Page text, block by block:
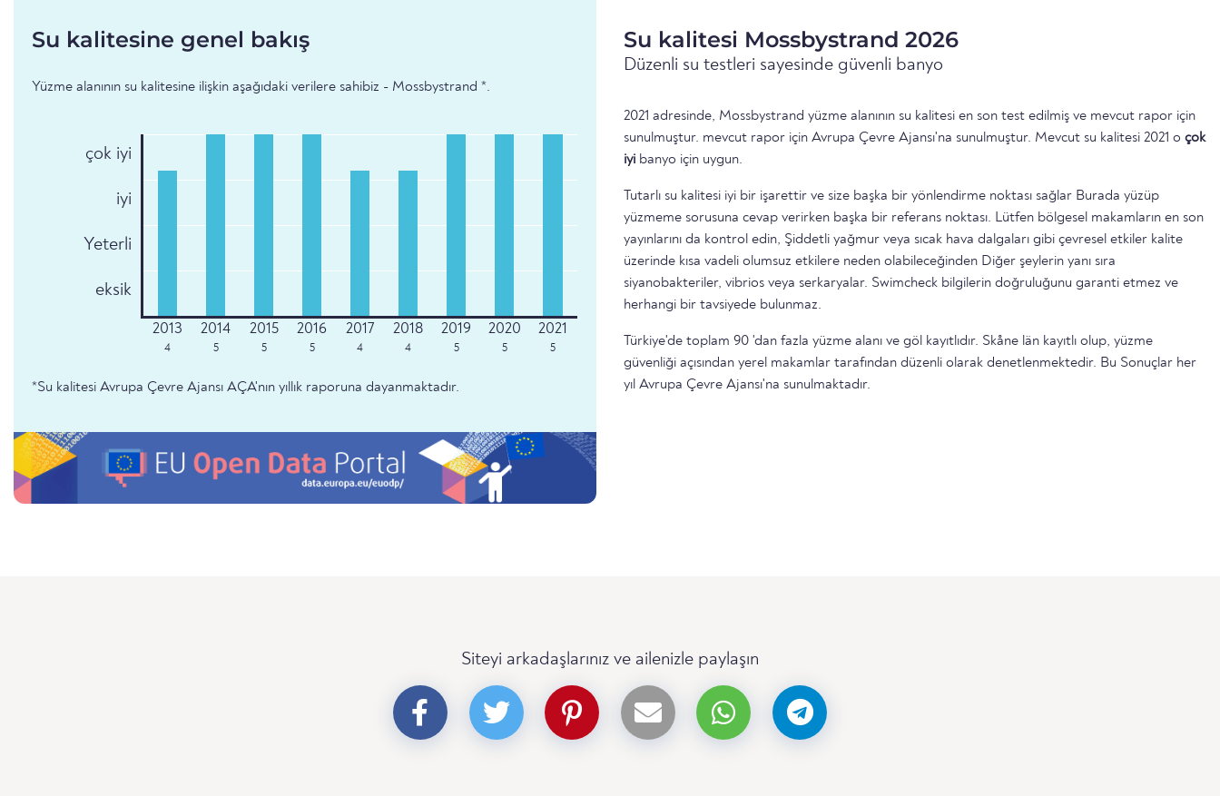
Su kalitesine genel bakış
Yüzme alanının su kalitesine ilişkin aşağıdaki verilere sahibiz - Mossbystrand *.
çok iyi
iyi
Yeterli
eksik
4 5 5 5 4 4 5 5 5
*Su kalitesi Avrupa Çevre Ajansı AÇA'nın yıllık raporuna dayanmaktadır.
Su kalitesi Mossbystrand 2026
Düzenli su testleri sayesinde güvenli banyo
2021 adresinde, Mossbystrand yüzme alanının su kalitesi en son test edilmiş ve mevcut rapor için
sunulmuştur. mevcut rapor için Avrupa Çevre Ajansı'na sunulmuştur. Mevcut su kalitesi 2021 o çok
iyi banyo için uygun.
Tutarlı su kalitesi iyi bir işarettir ve size başka bir yönlendirme noktası sağlar Burada yüzüp
yüzmeme sorusuna cevap verirken başka bir referans noktası. Lütfen bölgesel makamların en son
yayınlarını da kontrol edin, Şiddetli yağmur veya sıcak hava dalgaları gibi çevresel etkiler kalite
üzerinde kısa vadeli olumsuz etkilere neden olabileceğinden Diğer şeylerin yanı sıra
siyanobakteriler, vibrios veya serkaryalar. Swimcheck bilgilerin doğruluğunu garanti etmez ve
herhangi bir tavsiyede bulunmaz.
Türkiye'de toplam 90 'dan fazla yüzme alanı ve göl kayıtlıdır. Skåne län kayıtlı olup, yüzme
güvenliği açısından yerel makamlar tarafından düzenli olarak denetlenmektedir. Bu Sonuçlar her
yıl Avrupa Çevre Ajansı'na sunulmaktadır.
Siteyi arkadaşlarınız ve ailenizle paylaşın